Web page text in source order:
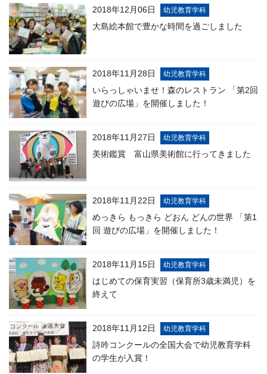
2018年12月06日 幼児教育学科
大島絵本館で豊かな時間を過ごしました
2018年11月28日 幼児教育学科
いらっしゃいませ！森のレストラン 「第2回
遊びの広場」を開催しました！
2018年11月27日 幼児教育学科
美術鑑賞 富山県美術館に行ってきました
2018年11月22日 幼児教育学科
めっきら もっきら どおん どんの世界 「第1
回 遊びの広場」を開催しました！
2018年11月15日 幼児教育学科
はじめての保育実習（保育所3歳未満児）を
終えて
2018年11月12日 幼児教育学科
詩吟コンクールの全国大会で幼児教育学科
の学生が入賞！